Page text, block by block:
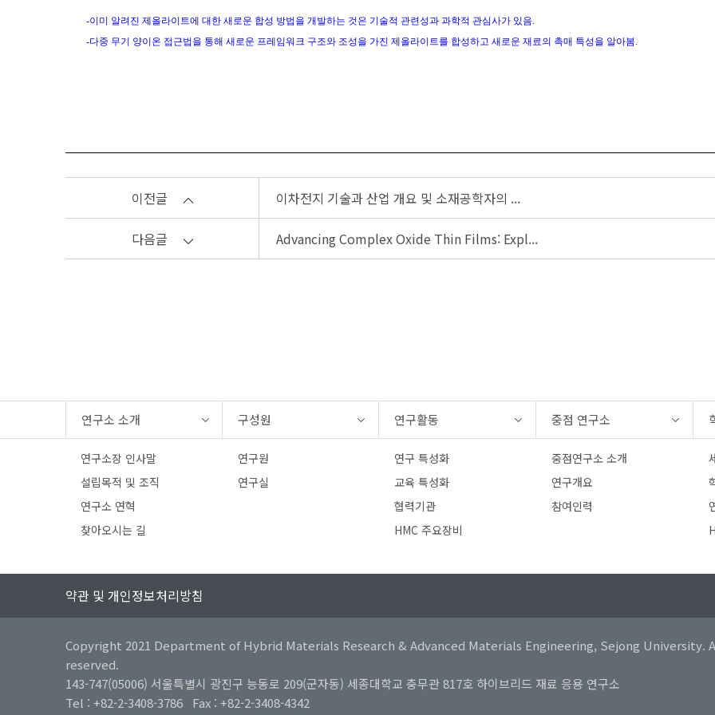
-이미 알려진 제올라이트에 대한 새로운 합성 방법을 개발하는 것은 기술적 관련성과 과학적 관심사가 있음.
-다중 무기 양이온 접근법을 통해 새로운 프레임워크 구조와 조성을 가진 제올라이트를 합성하고 새로운 재료의 촉매 특성을 알아봄.
이전글 이차전지 기술과 산업 개요 및 소재공학자의 ...
다음글 Advancing Complex Oxide Thin Films: Expl...
연구소 소개
연구소장 인사말
설립목적 및 조직
연구소 연혁
찾아오시는 길
구성원
연구원
연구실
연구활동
연구 특성화
교육 특성화
협력기관
HMC 주요장비
중점 연구소
중점연구소 소개
연구개요
참여인력
약관 및 개인정보처리방침
Copyright 2021 Department of Hybrid Materials Research & Advanced Materials Engineering, Sejong University.
reserved.
143-747(05006) 서울특별시 광진구 능동로 209(군자동) 세종대학교 충무관 817호 하이브리드 재료 응용 연구소
Tel : +82-2-3408-3786 Fax : +82-2-3408-4342